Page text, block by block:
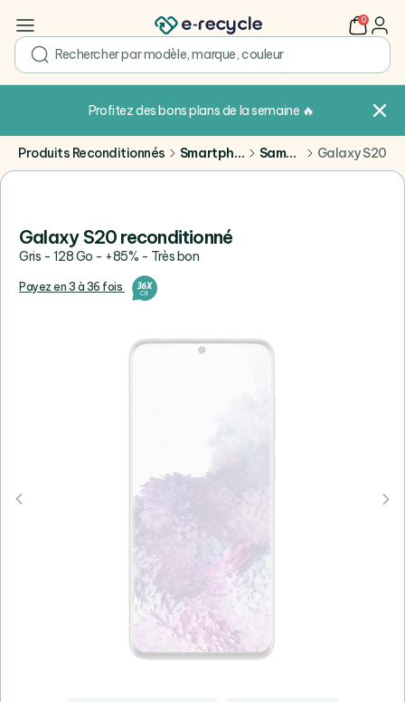
search
0 user
Profitez des bons plans de la semaine 🔥
Produits Reconditionnés Smartphones Samsung Galaxy S20
Galaxy S20 reconditionné
Gris - 128 Go - +85% - Très bon
Payez en 3 à 36 fois